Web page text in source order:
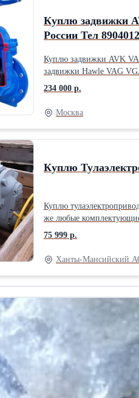
Куплю задвижки
России Тел
Куплю задвижки AVK VAG
задвижки Hawle VAG
234 000 р.
Москва
Куплю
Куплю
же любые комплектующие
75 999 р.
Ханты-Мансийский